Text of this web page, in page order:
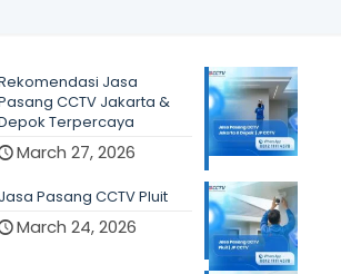
Jasa
CCTV Jakarta &
Terpercaya
March 27, 2026
Jasa Pasang CCTV Pluit
March 24, 2026